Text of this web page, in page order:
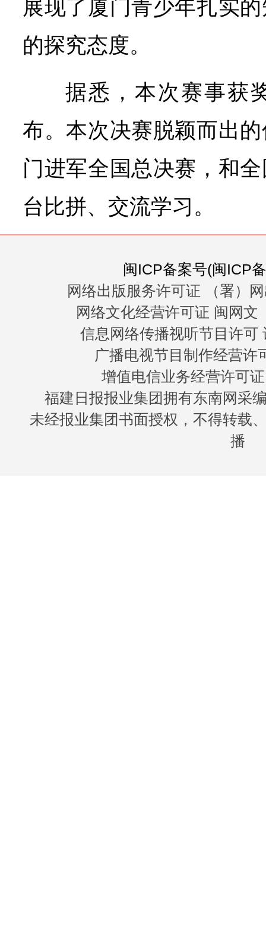
展现了厦门青少年扎实
的探究态度。
据悉，本次赛事获
布。本次决赛脱颖而出
门进军全国总决赛，和
台比拼、交流学习。
闽ICP备案号(闽ICP
网络出版服务许可证 （署）
网络文化经营许可证 闽网文
信息网络传播视听节目许可
广播电视节目制作经营许
增值电信业务经营许可
福建日报报业集团拥有东南网采
未经报业集团书面授权，不得转载
播